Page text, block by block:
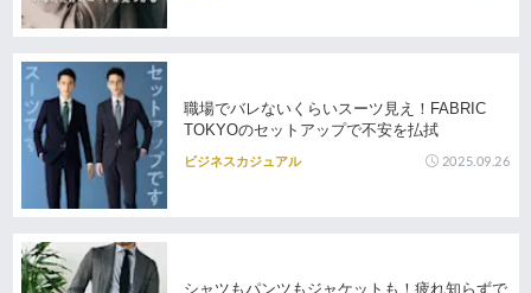
職場でバレないくらいスーツ見え！FABRIC
TOKYOのセットアップで不安を払拭
ビジネスカジュアル 2025.09.26
シャツもパンツもジャケットも！疲れ知らずで